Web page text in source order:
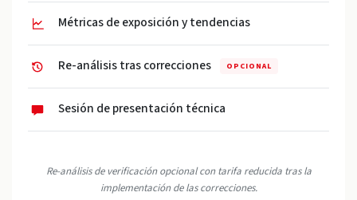
Métricas de exposición y tendencias
Re-análisis tras correcciones OPCIONAL
Sesión de presentación técnica
Re-análisis de verificación opcional con tarifa reducida tras la
implementación de las correcciones.